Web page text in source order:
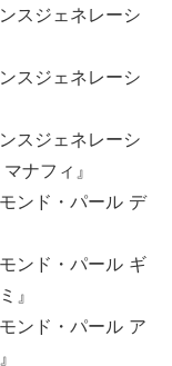
スジェネレーシ
スジェネレーシ
スジェネレーシ
ナフィ』
ンド・パール デ
ンド・パール ギ
』
ンド・パール ア